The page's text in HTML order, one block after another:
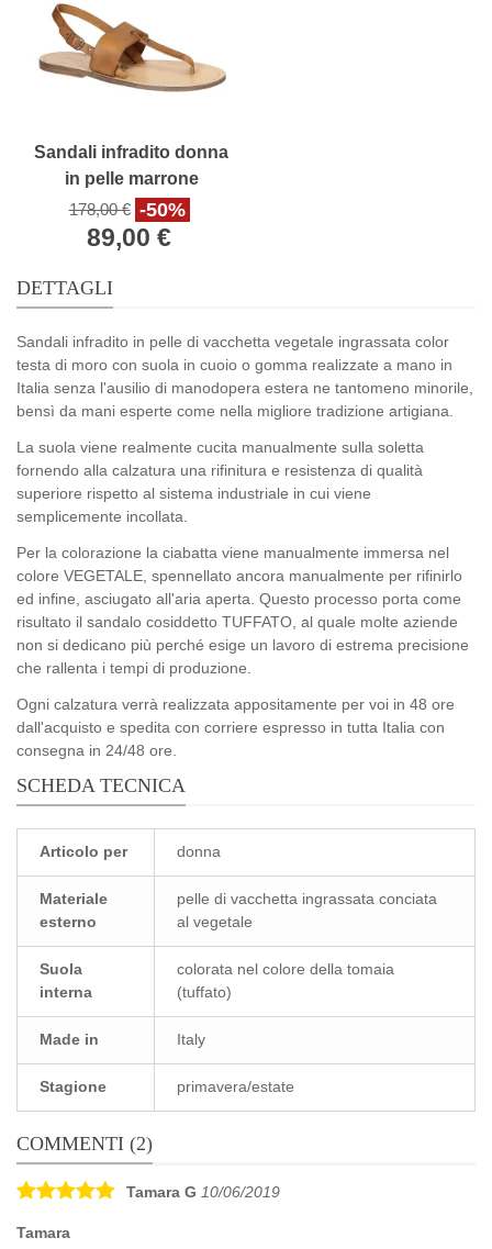
Sandali infradito donna
in pelle marrone
178,00 € -50%
89,00 €
DETTAGLI
Sandali infradito in pelle di vacchetta vegetale ingrassata color
testa di moro con suola in cuoio o gomma realizzate a mano in
Italia senza l'ausilio di manodopera estera ne tantomeno minorile,
bensì da mani esperte come nella migliore tradizione artigiana.
La suola viene realmente cucita manualmente sulla soletta
fornendo alla calzatura una rifinitura e resistenza di qualità
superiore rispetto al sistema industriale in cui viene
semplicemente incollata.
Per la colorazione la ciabatta viene manualmente immersa nel
colore VEGETALE, spennellato ancora manualmente per rifinirlo
ed infine, asciugato all'aria aperta. Questo processo porta come
risultato il sandalo cosiddetto TUFFATO, al quale molte aziende
non si dedicano più perché esige un lavoro di estrema precisione
che rallenta i tempi di produzione.
Ogni calzatura verrà realizzata appositamente per voi in 48 ore
dall'acquisto e spedita con corriere espresso in tutta Italia con
consegna in 24/48 ore.
SCHEDA TECNICA
Articolo per donna
Materiale
esterno
pelle di vacchetta ingrassata conciata
al vegetale
Suola
interna
colorata nel colore della tomaia
(tuffato)
Made in Italy
Stagione primavera/estate
COMMENTI (2)
Tamara G 10/06/2019
Tamara